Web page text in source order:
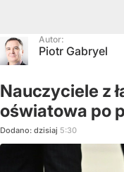
Autor:
Piotr Gabryel
Nauczyciele z
oświatowa po
Dodano: dzisiaj 5:30